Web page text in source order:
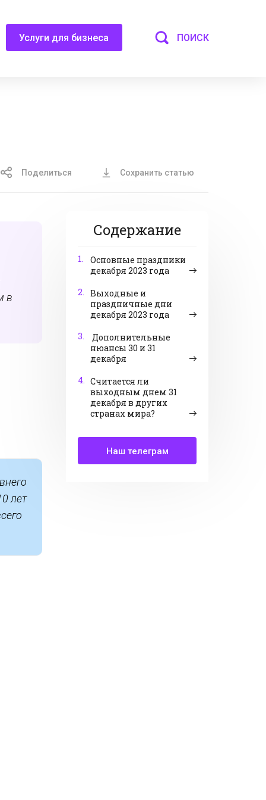
Услуги для бизнеса ПОИСК
Поделиться Сохранить статью
Содержание
1.
Основные праздники
декабря 2023 года
2. Выходные и
праздничные дни
декабря 2023 года
3.
Дополнительные
нюансы 30 и 31
декабря
4. Считается ли
выходным днем 31
декабря в других
странах мира?
Наш телеграм
в
лет